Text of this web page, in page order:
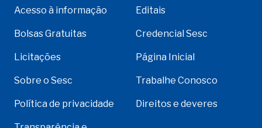
Acesso à informação Editais
Bolsas Gratuitas Credencial Sesc
Licitações Página Inicial
Sobre o Sesc Trabalhe Conosco
Política de privacidade Direitos e deveres